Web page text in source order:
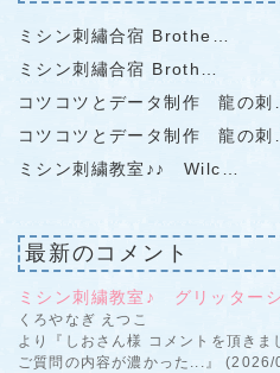
ミシン刺繡合宿 Brothe…
ミシン刺繡合宿 Broth…
コツコツとデータ制作 龍の刺
コツコツとデータ制作 龍の刺
ミシン刺繍教室♪♪ Wilc…
最新のコメント
ミシン刺繍教室♪ グリッター
くろやなぎ えつこ
より『しおさん様 コメントを頂きま
ご質問の内容が濃かった...』